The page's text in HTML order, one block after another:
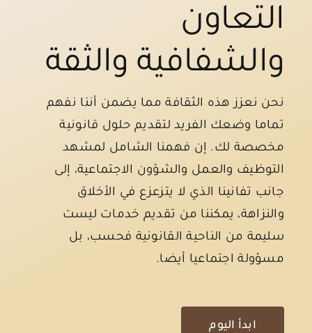
التعاون
والشفافية والثقة
نحن نعزز هذه الثقافة مما يضمن أننا نفهم
تماما وضعك الفريد لتقديم حلول قانونية
مخصصة لك. إن فهمنا الشامل لمشهد
التوظيف والعمل والشؤون الاجتماعية، إلى
جانب تفانينا الذي لا يتزعزع في الأخلاق
والنزاهة، يمكننا من تقديم خدمات ليست
سليمة من الناحية القانونية فحسب، بل
مسؤولة اجتماعيا أيضا.
ابدأ اليوم